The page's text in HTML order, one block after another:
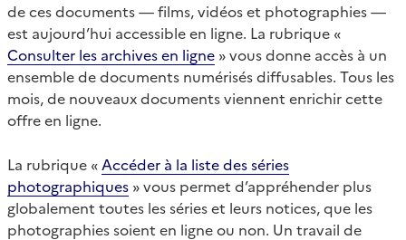
de ces documents — films, vidéos et photographies —
est aujourd’hui accessible en ligne. La rubrique «
Consulter les archives en ligne » vous donne accès à un
ensemble de documents numérisés diffusables. Tous les
mois, de nouveaux documents viennent enrichir cette
offre en ligne.
La rubrique « Accéder à la liste des séries
photographiques » vous permet d’appréhender plus
globalement toutes les séries et leurs notices, que les
photographies soient en ligne ou non. Un travail de